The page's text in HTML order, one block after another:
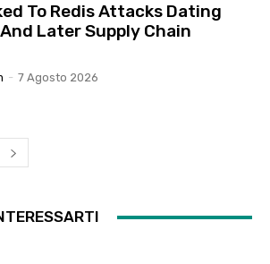
To Redis Attacks Dating
Later Supply Chain
- 7 Agosto 2026